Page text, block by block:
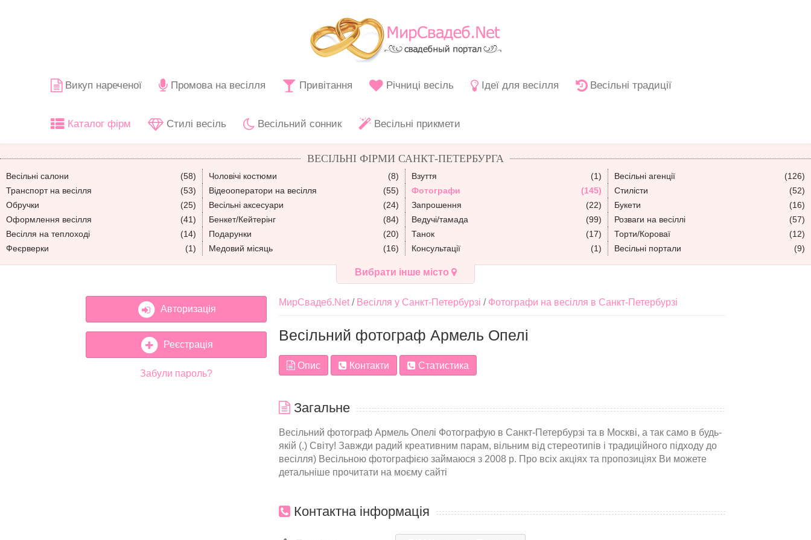
Викуп нареченої Промова на весілля Привітання Річниці весіль Ідеї для весілля Весільні традиції
Каталог фірм Стилі весіль Весільний сонник Весільні прикмети
ВЕСІЛЬНІ ФІРМИ САНКТ-ПЕТЕРБУРГА
Весільні салони (58) Чоловічі костюми (8) Взуття (1) Весільні агенції
(126)
Транспорт на весілля
(53) Відеооператори на весілля (55) Фотографи (145) Стилісти
(52)
Обручки
(25) Весільні аксесуари (24) Запрошення (22) Букети
(16)
Оформлення весілля
(41) Бенкет/Кейтерінг (84) Ведучі/тамада (99) Розваги на весіллі
(57)
Весілля на теплоході
(14) Подарунки (20) Танок (17) Торти/Короваї
(12)
Феєрверки
(1) Медовий місяць (16) Консультації (1) Весільні портали (9)
Вибрати інше місто
МирСвадеб.Net Весілля у Санкт-Петербурзі Фотографи на весілля в Санкт-Петербурзі
Весільний фотограф Армель Опелі
Опис Контакти Статистика
Загальне
Весільний фотограф Армель Опелі Фотографую в Санкт-Петербурзі та в Москві, а так само в будь-
якій (.) Світу! Завжди радий креативним парам, вільним від стереотипів і традиційного підходу до
весілля) Весільною фотографією займаюся з 2008 р. Про всіх акціях та пропозиціях Ви можете
детальніше прочитати на моєму сайті
Контактна інформація
Авторизація
Реєстрація
Забули пароль?